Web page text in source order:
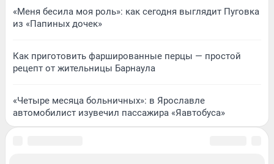
«Меня бесила моя роль»: как сегодня выглядит Пуговка
из «Папиных дочек»
Как приготовить фаршированные перцы — простой
рецепт от жительницы Барнаула
«Четыре месяца больничных»: в Ярославле
автомобилист изувечил пассажира «Яавтобуса»